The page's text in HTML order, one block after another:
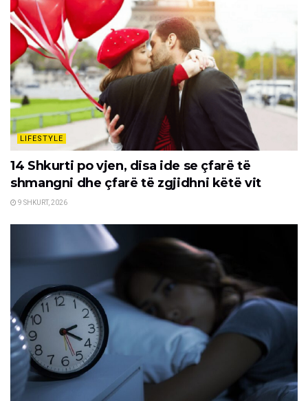
LIFESTYLE
14 Shkurti po vjen, disa ide se çfarë të
shmangni dhe çfarë të zgjidhni këtë vit
9 SHKURT, 2026